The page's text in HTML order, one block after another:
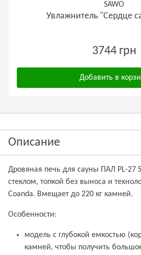
SAWO
Увлажнитель "Сердце
3744 грн
Добавить в
Описание
Дровяная печь для сауны ПАЛ PL-27
стеклом, топкой без выноса и
Coanda. Вмещает до 220 кг камней.
Особенности:
модель с глубокой емкостью
камней, чтобы получить